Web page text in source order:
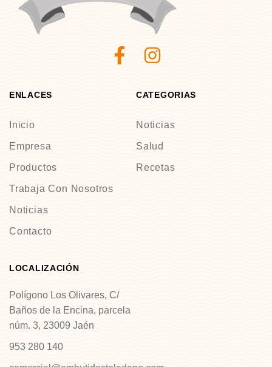
ENLACES
Inicio
Empresa
Productos
Trabaja Con Nosotros
Noticias
Contacto
CATEGORIAS
Noticias
Salud
Recetas
LOCALIZACIÓN
Polígono Los Olivares, C/
Baños de la Encina, parcela
núm. 3, 23009 Jaén
953 280 140